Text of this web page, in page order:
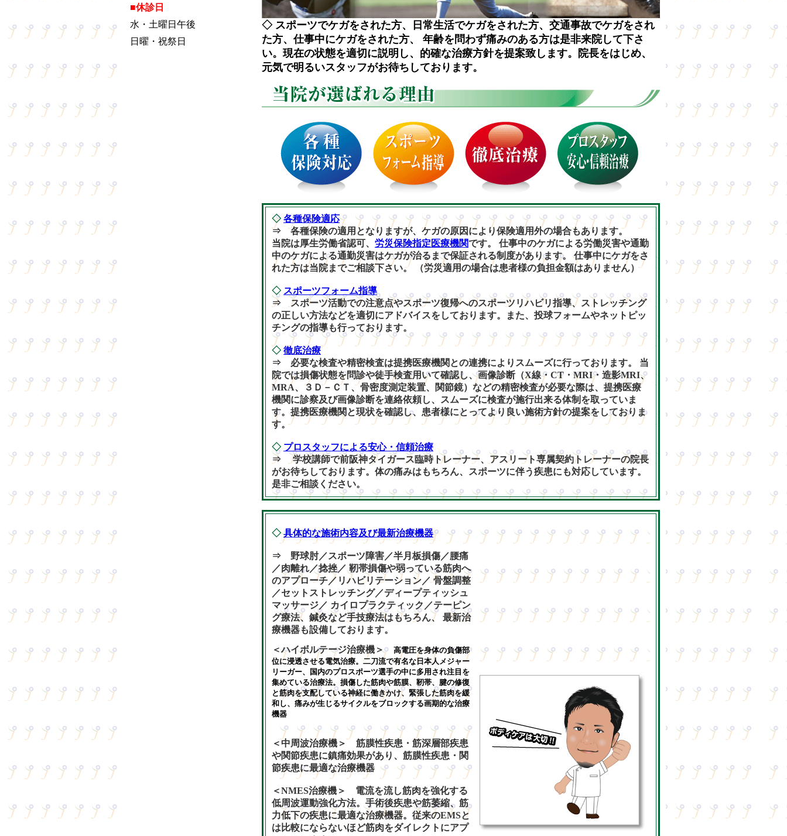
■休診日
水・土曜日午後
日曜・祝祭日
◇ スポーツでケガをされた方、日常生活でケガをされた方、交通事故でケガをされ
た方、仕事中にケガをされた方、 年齢を問わず痛みのある方は是非来院して下さ
い。現在の状態を適切に説明し、的確な治療方針を提案致します。院長をはじめ、
元気で明るいスタッフがお待ちしております。
◇ 各種保険適応
⇒ 各種保険の適用となりますが、ケガの原因により保険適用外の場合もあります。
当院は厚生労働省認可、 労災保険指定医療機関です。 仕事中のケガによる労働災害や通勤
中のケガによる通勤災害はケガが治るまで保証される制度があります。 仕事中にケガをさ
れた方は当院までご相談下さい。 （労災適用の場合は患者様の負担金額はありません）
◇ スポーツフォーム指導
⇒ スポーツ活動での注意点やスポーツ復帰へのスポーツリハビリ指導、ストレッチング
の正しい方法などを適切にアドバイスをしております。また、投球フォームやネットピッ
チングの指導も行っております。
◇ 徹底治療
⇒ 必要な検査や精密検査は提携医療機関との連携によりスムーズに行っております。 当
院では損傷状態を問診や徒手検査用いて確認し、画像診断（X線・CT・MRI・造影MRI、
MRA、３Ｄ－ＣＴ、骨密度測定装置、関節鏡）などの精密検査が必要な際は、提携医療
機関に診察及び画像診断を連絡依頼し、スムーズに検査が施行出来る体制を取っていま
す。提携医療機関と現状を確認し、患者様にとってより良い施術方針の提案をしておりま
す。
◇ プロスタッフによる安心・信頼治療
⇒ 学校講師で前阪神タイガース臨時トレーナー、アスリート専属契約トレーナーの院長
がお待ちしております。体の痛みはもちろん、スポーツに伴う疾患にも対応しています。
是非ご相談ください。
◇具体的な施術内容及び最新治療機器
⇒ 野球肘／スポーツ障害／半月板損傷／腰痛
／肉離れ／捻挫／ 靭帯損傷や弱っている筋肉へ
のアプローチ／リハビリテーション／ 骨盤調整
／セットストレッチング／ディープティッシュ
マッサージ／ カイロプラクティック／テーピン
グ療法、 鍼灸など手技療法はもちろん、 最新治
療機器も設備しております。
＜ハイボルテージ治療機＞ 高電圧を身体の負傷部
位に浸透させる電気治療。二刀流で有名な日本人メジャー
リーガー、国内のプロスポーツ選手の中に多用され注目を
集めている治療法。損傷した筋肉や筋膜、靭帯、腱の修復
と筋肉を支配している神経に働きかけ、緊張した筋肉を緩
和し、痛みが生じるサイクルをブロックする画期的な治療
機器
＜中周波治療機＞ 筋膜性疾患・筋深層部疾患
や関節疾患に鎮痛効果があり、筋膜性疾患・関
節疾患に最適な治療機器
＜NMES治療機＞ 電流を流し筋肉を強化する
低周波運動強化方法。手術後疾患や筋萎縮、筋
力低下の疾患に最適な治療機器。従来のEMSと
は比較にならないほど筋肉をダイレクトにアプ